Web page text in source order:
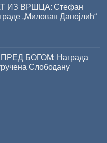
ИЗ ВРШЦА: Стефан
„Милован Данојлић“
БОГОМ: Награда
Слободану